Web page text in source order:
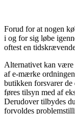
Forud for at nogen
i og for sig løbe
oftest en
Alternativet kan være
af e-mærke
butikken forsvarer de
føres tilsyn med af
Derudover tilbydes
forvoldes